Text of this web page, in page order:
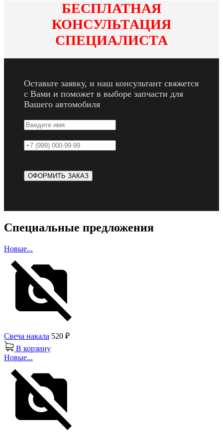
БЕСПЛАТНАЯ
КОНСУЛЬТАЦИЯ
СПЕЦИАЛИСТА
Оставьте заявку, и наш консультант свяжется
с Вами и поможет в выборе запчасти для
Вашего автомобиля
Специальные предложения
Новые...
Свеча накала 520 ₽
В корзину
Новые...